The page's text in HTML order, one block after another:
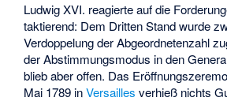
Ludwig XVI. reagierte auf die
taktierend: Dem Dritten Stand wurde
Verdoppelung der Abgeordnetenzahl
der Abstimmungsmodus in den
blieb aber offen. Das
Mai 1789 inVersailles verhieß nichts